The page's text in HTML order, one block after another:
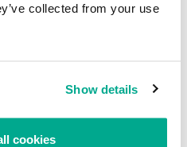
collected from your use
Show details
cookies
los ciberdelincuentes tenían en
direcciones IP esperando